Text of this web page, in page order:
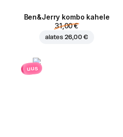
Ben&Jerry kombo kahele
31,00 €
alates 26,00 €
uus